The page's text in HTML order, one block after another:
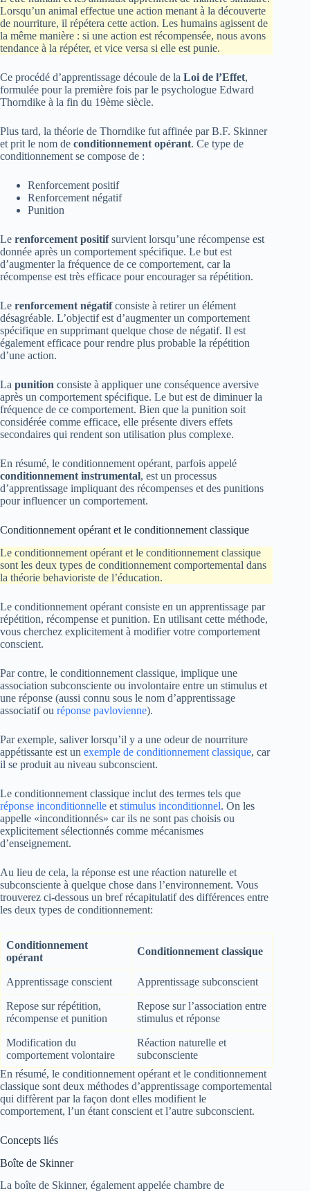
Lorsqu’un animal effectue une action menant à la découverte
de nourriture, il répétera cette action. Les humains agissent de
la même manière : si une action est récompensée, nous avons
tendance à la répéter, et vice versa si elle est punie.
Ce procédé d’apprentissage découle de la Loi de l’Effet,
formulée pour la première fois par le psychologue Edward
Thorndike à la fin du 19ème siècle.
Plus tard, la théorie de Thorndike fut affinée par B.F. Skinner
et prit le nom de conditionnement opérant. Ce type de
conditionnement se compose de :
Renforcement positif
Renforcement négatif
Punition
Le renforcement positifsurvient lorsqu’une récompense est
donnée après un comportement spécifique. Le but est
d’augmenter la fréquence de ce comportement, car la
récompense est très efficace pour encourager sa répétition.
Le renforcement négatifconsiste à retirer un élément
désagréable. L’objectif est d’augmenter un comportement
spécifique en supprimant quelque chose de négatif. Il est
également efficace pour rendre plus probable la répétition
d’une action.
La punition consiste à appliquer une conséquence aversive
après un comportement spécifique. Le but est de diminuer la
fréquence de ce comportement. Bien que la punition soit
considérée comme efficace, elle présente divers effets
secondaires qui rendent son utilisation plus complexe.
En résumé, le conditionnement opérant, parfois appelé
conditionnement instrumental, est un processus
d’apprentissage impliquant des récompenses et des punitions
pour influencer un comportement.
Conditionnement opérant et le conditionnement classique
Le conditionnement opérant et le conditionnement classique
sont les deux types de conditionnement comportemental dans
la théorie behavioriste de l’éducation.
Le conditionnement opérant consiste en un apprentissage par
répétition, récompense et punition. En utilisant cette méthode,
vous cherchez explicitement à modifier votre comportement
conscient.
Par contre, le conditionnement classique, implique une
association subconsciente ou involontaire entre un stimulus et
une réponse (aussi connu sous le nom d’apprentissage
associatif ou réponse pavlovienne).
Par exemple, saliver lorsqu’il y a une odeur de nourriture
appétissante est un exemple de conditionnement classique, car
il se produit au niveau subconscient.
Le conditionnement classique inclut des termes tels que
réponse inconditionnelle et stimulus inconditionnel. On les
appelle «inconditionnés» car ils ne sont pas choisis ou
explicitement sélectionnés comme mécanismes
d’enseignement.
Au lieu de cela, la réponse est une réaction naturelle et
subconsciente à quelque chose dans l’environnement. Vous
trouverez ci-dessous un bref récapitulatif des différences entre
les deux types de conditionnement:
Conditionnement
opérant
Conditionnement classique
Apprentissage conscient Apprentissage subconscient
Repose sur répétition,
récompense et punition
Repose sur l’association entre
stimulus et réponse
Modification du
comportement volontaire
Réaction naturelle et
subconsciente
En résumé, le conditionnement opérant et le conditionnement
classique sont deux méthodes d’apprentissage comportemental
qui diffèrent par la façon dont elles modifient le
comportement, l’un étant conscient et l’autre subconscient.
Concepts liés
Boîte de Skinner
La boîte de Skinner, également appelée chambre de